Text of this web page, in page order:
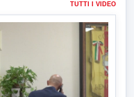
TUTTI I VIDEO